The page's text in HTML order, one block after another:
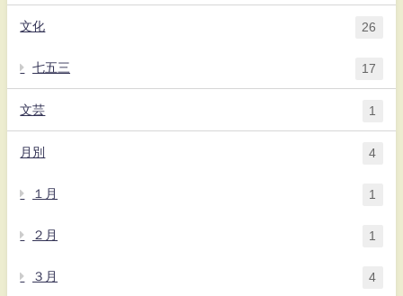
文化 26
七五三 17
文芸 1
月別 4
１月 1
２月 1
３月 4